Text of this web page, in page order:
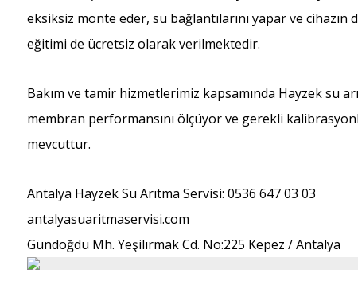
eksiksiz monte eder, su bağlantılarını yapar ve cihazın
eğitimi de ücretsiz olarak verilmektedir.
Bakım ve tamir hizmetlerimiz kapsamında Hayzek su
membran performansını ölçüyor ve gerekli
mevcuttur.
Antalya Hayzek Su Arıtma Servisi: 0536 647 03 03
antalyasuaritmaservisi.com
Gündoğdu Mh. Yeşilırmak Cd. No:225 Kepez / Antalya